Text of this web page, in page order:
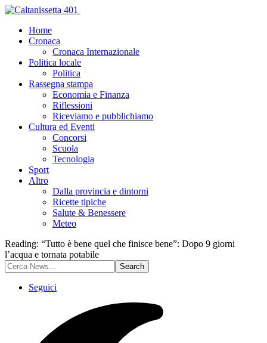
Home
Cronaca
Cronaca Internazionale
Politica locale
Politica
Rassegna stampa
Economia e Finanza
Riflessioni
Riceviamo e pubblichiamo
Cultura ed Eventi
Concorsi
Scuola
Tecnologia
Sport
Altro
Dalla provincia e dintorni
Ricette tipiche
Salute & Benessere
Meteo
Reading: “Tutto è bene quel che finisce bene”: Dopo 9 giorni
l’acqua e tornata potabile
Seguici